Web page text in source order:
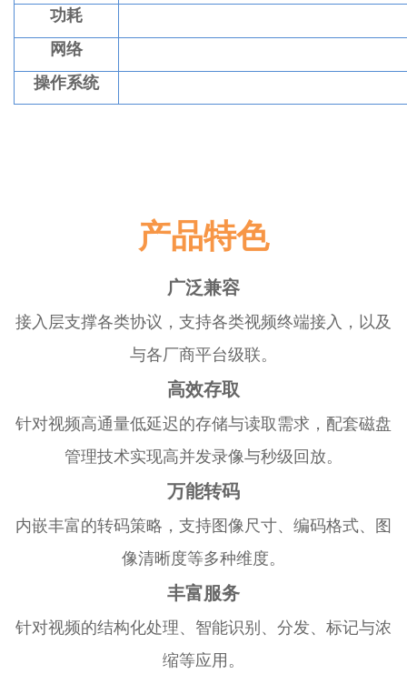
功耗
网络
操作系统
产品特色
广泛兼容
接入层支撑各类协议，支持各类视频终端接入，以及
与各厂商平台级联。
高效存取
针对视频高通量低延迟的存储与读取需求，配套磁盘
管理技术实现高并发录像与秒级回放。
万能转码
内嵌丰富的转码策略，支持图像尺寸、编码格式、图
像清晰度等多种维度。
丰富服务
针对视频的结构化处理、智能识别、分发、标记与浓
缩等应用。